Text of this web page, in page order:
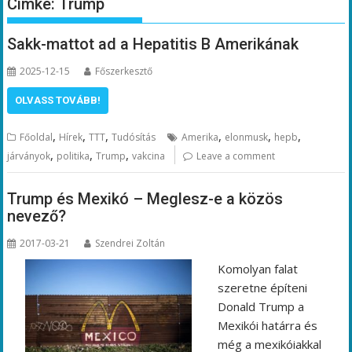
Címke:Trump
Sakk-mattot ad a Hepatitis B Amerikának
2025-12-15 Főszerkesztő
OLVASS TOVÁBB!
Főoldal, Hírek,TTT,Tudósítás Amerika, elonmusk, hepb,
járványok, politika,Trump,vakcina Leave a comment
Trump és Mexikó – Meglesz-e a közös
nevező?
2017-03-21 Szendrei Zoltán
Komolyan falat
szeretne építeni
Donald Trump a
Mexikói határra és
még a mexikóiakkal